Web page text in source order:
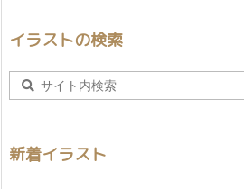
イラストの検索
新着イラスト